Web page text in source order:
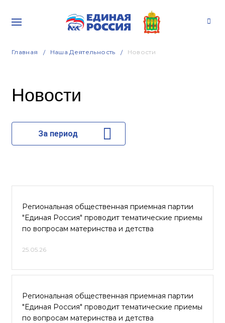
Главная Наша Деятельность Новости
Новости
За период
Региональная общественная приемная партии
"Единая Россия" проводит тематические приемы
по вопросам материнства и детства
25.05.26
Региональная общественная приемная партии
"Единая Россия" проводит тематические приемы
по вопросам материнства и детства